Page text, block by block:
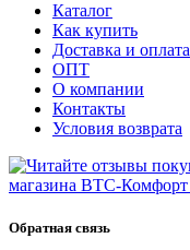
Каталог
Как купить
Доставка и оплата
ОПТ
О компании
Контакты
Условия возврата
Обратная связь